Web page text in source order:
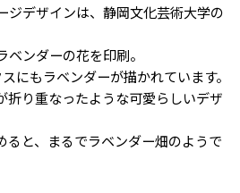
ジデザインは、静岡文化芸術大学の
ンダーの花を印刷。
にもラベンダーが描かれています。
折り重なったような可愛らしいデザ
ると、まるでラベンダー畑のようで